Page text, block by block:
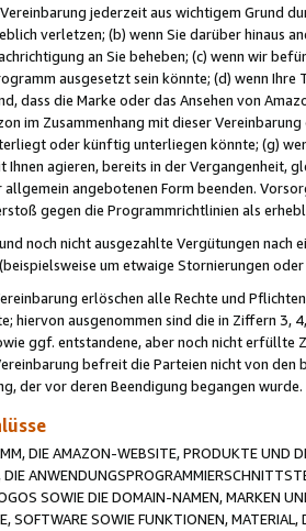
jederzeit aus wichtigem Grund
verletzen; (b) wenn Sie darüber hinaus
an Sie beheben; (c) wenn wir
ausgesetzt sein könnte; (d) wenn
dass die Marke oder das Ansehen von
im Zusammenhang mit dieser
oder künftig unterliegen könnte; (g)
Ihnen agieren, bereits in der Vergangenheit,
angebotenen Form beenden.
gegen die Programmrichtlinien als
noch nicht ausgezahlte Vergütungen nach
um etwaige Stornierungen
erlöschen alle Rechte und
hiervon ausgenommen sind die in Ziffern 3,
ggf. entstandene, aber noch nicht erfüllte
befreit die Parteien nicht von
der vor deren Beendigung begangen wurde.
DIE AMAZON-WEBSITE, PRODUKTE UND
DIE
SOWIE DIE DOMAIN-NAMEN, MARKEN
SOFTWARE SOWIE FUNKTIONEN,